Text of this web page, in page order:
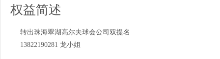
权益简述
转出珠海翠湖高尔夫球会公司双提名
13822190281 龙小姐